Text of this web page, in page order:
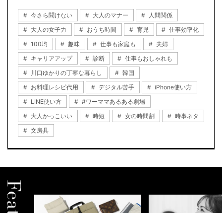
今さら聞けない 大人のマナー
人間関係
大人の女子力
おうち時間 育児
仕事効率化
100均
趣味 仕事も家庭も
夫婦
キャリアアップ
診断
仕事もおしゃれも
川口ゆかりの丁寧な暮らし
韓国
お料理レシピ代用
デジタル苦手
iPhone使い方
LINE使い方
#ワーママあるある劇場
大人かっこいい
時短 女の時間割
時事ネタ
文房具